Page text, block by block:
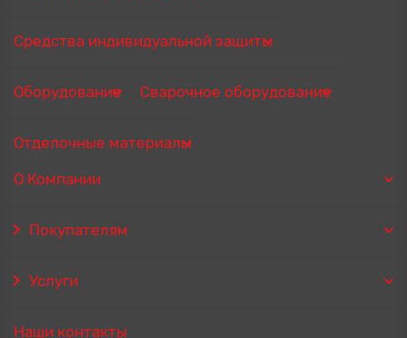
Средства индивидуальной защиты
Оборудование Сварочное оборудование
Отделочные материалы
О Компании
Покупателям
Услуги
Наши контакты